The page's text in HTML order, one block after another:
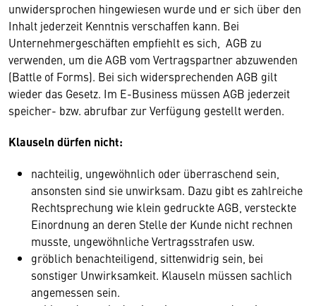
unwidersprochen hingewiesen wurde und er sich über den
Inhalt jederzeit Kenntnis verschaffen kann. Bei
Unternehmergeschäften empfiehlt es sich, AGB zu
verwenden, um die AGB vom Vertragspartner abzuwenden
(Battle of Forms). Bei sich widersprechenden AGB gilt
wieder das Gesetz. Im E-Business müssen AGB jederzeit
speicher- bzw. abrufbar zur Verfügung gestellt werden.
Klauseln dürfen nicht:
nachteilig, ungewöhnlich oder überraschend sein,
ansonsten sind sie unwirksam. Dazu gibt es zahlreiche
Rechtsprechung wie klein gedruckte AGB, versteckte
Einordnung an deren Stelle der Kunde nicht rechnen
musste, ungewöhnliche Vertragsstrafen usw.
gröblich benachteiligend, sittenwidrig sein, bei
sonstiger Unwirksamkeit. Klauseln müssen sachlich
angemessen sein.